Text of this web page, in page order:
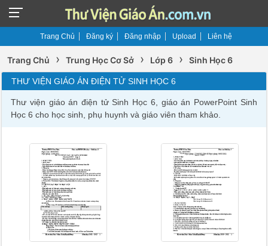
Trang Chủ Đăng ký Đăng nhập Upload Liên hệ
Trang Chủ › Trung Học Cơ Sở › Lớp 6 › Sinh Học 6
THƯ VIỆN GIÁO ÁN ĐIỆN TỬ SINH HỌC 6
Thư viện giáo án điện tử Sinh Học 6, giáo án PowerPoint Sinh
Học 6 cho học sinh, phụ huynh và giáo viên tham khảo.